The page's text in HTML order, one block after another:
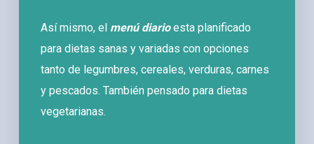
Así mismo, el menú diarioesta planificado
para dietas sanas y variadas con opciones
tanto de legumbres, cereales, verduras, carnes
y pescados. También pensado para dietas
vegetarianas.